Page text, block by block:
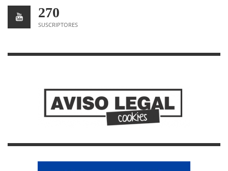
270
SUSCRIPTORES